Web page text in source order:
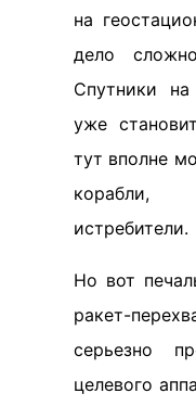
на
дело
Спутники
уже
тут вполне
истребители.
Но вот
ракет-
серьезно
целевого